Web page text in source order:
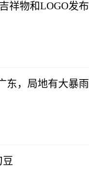
祥物和LOGO发布
东，局地有大暴雨
豆